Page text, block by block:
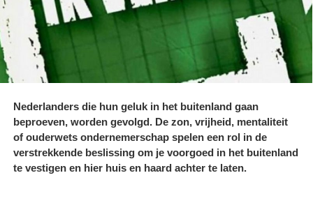
Nederlanders die hun geluk in het buitenland gaan
beproeven, worden gevolgd. De zon, vrijheid, mentaliteit
of ouderwets ondernemerschap spelen een rol in de
verstrekkende beslissing om je voorgoed in het buitenland
te vestigen en hier huis en haard achter te laten.